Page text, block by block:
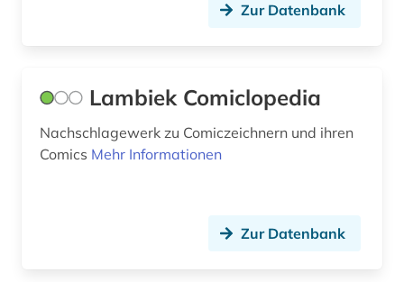
ns-zeit (1)
oper (2)
ort (1)
Zur Datenbank
Lambiek Comiclopedia
Nachschlagewerk zu Comiczeichnern und ihren
Comics Mehr Informationen
Zur Datenbank